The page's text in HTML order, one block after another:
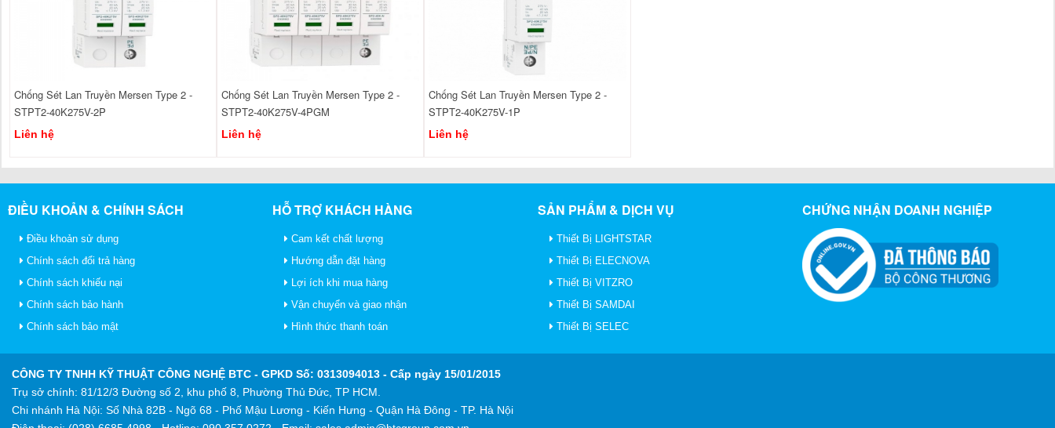
Chống Sét Lan Truyền Mersen Type 2 -
STPT2-40K275V-2P
Liên hệ
Chống Sét Lan Truyền Mersen Type 2 -
STPT2-40K275V-4PGM
Liên hệ
Chống Sét Lan Truyền Mersen Type 2 -
STPT2-40K275V-1P
Liên hệ
ĐIỀU KHOẢN & CHÍNH SÁCH
Điều khoản sử dụng
Chính sách đổi trả hàng
Chính sách khiếu nại
Chính sách bảo hành
Chính sách bảo mật
HỖ TRỢ KHÁCH HÀNG
Cam kết chất lượng
Hướng dẫn đặt hàng
Lợi ích khi mua hàng
Vận chuyển và giao nhận
Hình thức thanh toán
SẢN PHẨM & DỊCH VỤ
Thiết Bị LIGHTSTAR
Thiết Bị ELECNOVA
Thiết Bị VITZRO
Thiết Bị SAMDAI
Thiết Bị SELEC
CHỨNG NHẬN DOANH NGHIỆP
CÔNG TY TNHH KỸ THUẬT CÔNG NGHỆ BTC - GPKD Số: 0313094013 - Cấp ngày 15/01/2015
Trụ sở chính: 81/12/3 Đường số 2, khu phố 8, Phường Thủ Đức, TP HCM.
Chi nhánh Hà Nội: Số Nhà 82B - Ngõ 68 - Phố Mậu Lương - Kiến Hưng - Quận Hà Đông - TP. Hà Nội